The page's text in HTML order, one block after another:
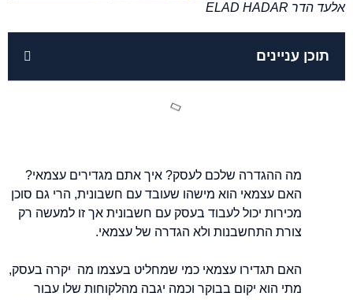
אלעד הדר ELAD HADAR
תוכן עניינים
מה ההגדרה שלכם לעסק? איך אתם מגדירים עצמאי?
האם עצמאי הוא מישהו שעובד עם חשבונית, הרי גם סוכן
מכירות יכול לעבוד בעסק עם חשבונית אך זו למעשה רק
צורת התחשבנות ולא הגדרה של עצמאי.
האם תגדירו עצמאי כמי שמחליט בעצמו מה יקרה בעסק,
מתי הוא יקום בבוקר וכמה יגבה מהלקוחות שלו עבור